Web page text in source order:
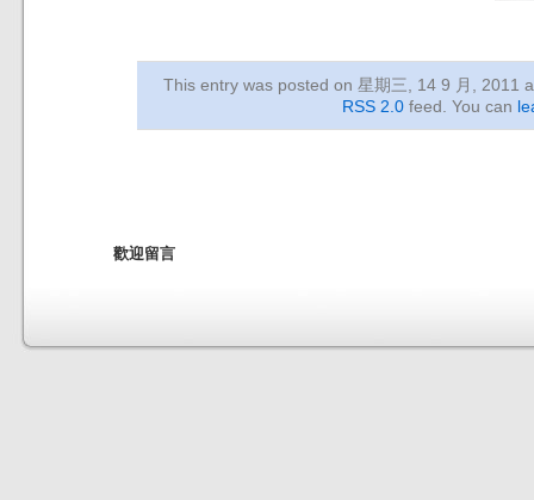
This entry was posted on 星期三, 14 9 月, 2011
RSS 2.0feed. You can
歡迎留言